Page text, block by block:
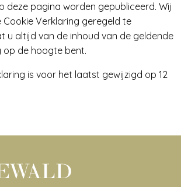
deze pagina worden gepubliceerd. Wij
Cookie Verklaring geregeld te
u altijd van de inhoud van de geldende
op de hoogte bent.
is voor het laatst gewijzigd op 12